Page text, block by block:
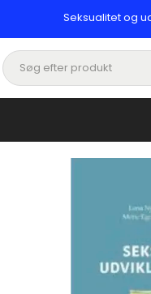
Seksualitet og